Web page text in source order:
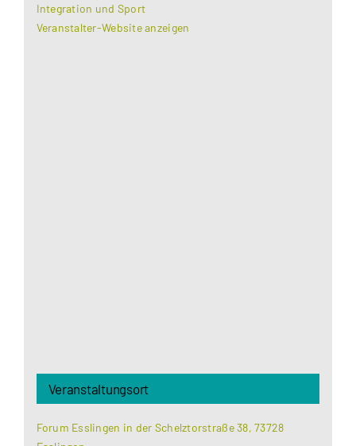
Integration und Sport
Veranstalter-Website anzeigen
Veranstaltungsort
Forum Esslingen in der Schelztorstraße 38, 73728